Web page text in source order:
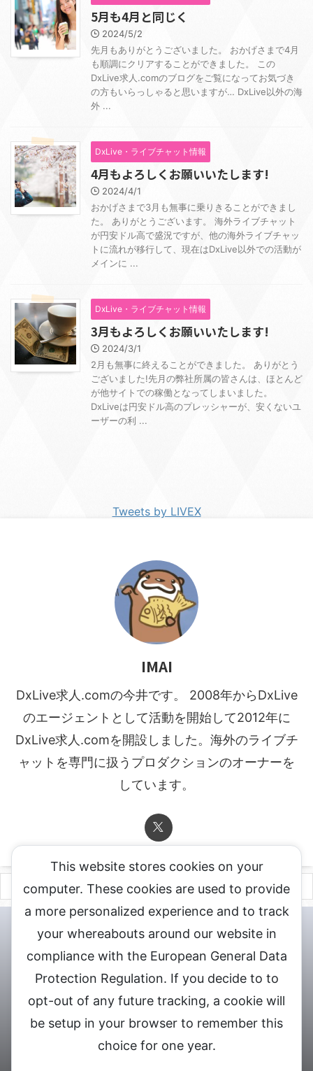
5月も4月と同じく
2024/5/2
先月もありがとうございました。 おかげさまで4月
も順調にクリアすることができました。 この
DxLive求人.comのブログをご覧になってお気づき
の方もいらっしゃると思いますが… DxLive以外の海
外 ...
DxLive・ライブチャット情報
4月もよろしくお願いいたします!
2024/4/1
おかげさまで3月も無事に乗りきることができまし
た。 ありがとうございます。 海外ライブチャット
が円安ドル高で盛況ですが、他の海外ライブチャッ
トに流れが移行して、現在はDxLive以外での活動が
メインに ...
DxLive・ライブチャット情報
3月もよろしくお願いいたします!
2024/3/1
2月も無事に終えることができました。 ありがとう
ございました!先月の弊社所属の皆さんは、ほとんど
が他サイトでの稼働となってしまいました。
DxLiveは円安ドル高のプレッシャーが、安くないユ
ーザーの利 ...
Tweets by LIVEX
IMAI
DxLive求人.comの今井です。 2008年からDxLive
のエージェントとして活動を開始して2012年に
DxLive求人.comを開設しました。海外のライブチ
ャットを専門に扱うプロダクションのオーナーを
しています。
チャットレディ登録申込 DXLIVE求人.comへお問合せ
DXLIVE 退
会・解約・移籍の申請
式サイト
DXLIVEのチャットレディ求人情報サイト
This website stores cookies on your
computer. These cookies are used to provide
a more personalized experience and to track
your whereabouts around our website in
compliance with the European General Data
Protection Regulation. If you decide to to
opt-out of any future tracking, a cookie will
be setup in your browser to remember this
choice for one year.